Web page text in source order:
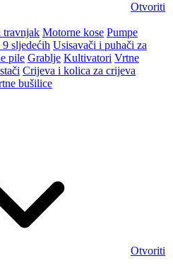
Otvoriti
travnjak Motorne kose Pumpe
9 sljedećih Usisavači i puhači za
pile Grablje Kultivatori Vrtne
Crijeva i kolica za crijeva
bušilice
Otvoriti